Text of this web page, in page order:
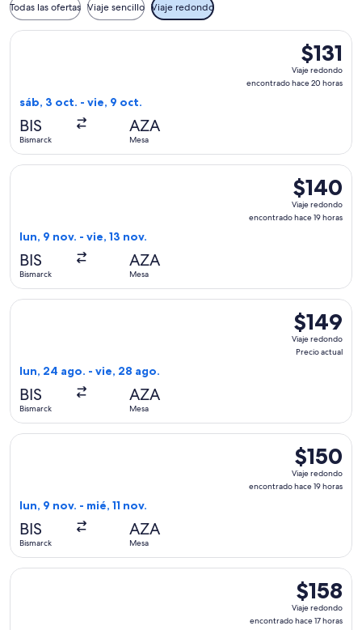
Todas las ofertas Viaje sencillo Viaje redondo
$131
Viaje
redondo,
$131
Viaje redondo
encontrado hace 20 horas
sáb, 3 oct. - vie, 9 oct.
BIS
Bismarck
AZA
Mesa
Seleccionar vuelo de Allegiant Air, con salida el sáb, 3 oct.
$140
Viaje
redondo,
$140
Viaje redondo
encontrado hace 19 horas
lun, 9 nov. - vie, 13 nov.
BIS
Bismarck
AZA
Mesa
Seleccionar vuelo de Allegiant Air, con salida el lun, 9 nov.
$149
Viaje
redondo,
$149
Viaje redondo
Precio actual
lun, 24 ago. - vie, 28 ago.
BIS
Bismarck
AZA
Mesa
Seleccionar vuelo de Allegiant Air, con salida el lun, 24
$150
Viaje
redondo,
$150
Viaje redondo
encontrado hace 19 horas
lun, 9 nov. - mié, 11 nov.
BIS
Bismarck
AZA
Mesa
Seleccionar vuelo de Allegiant Air, con salida el lun, 9 nov.
$158
Viaje
redondo,
$158
Viaje redondo
encontrado hace 17 horas
Seleccionar vuelo de Allegiant Air, con salida el jue, 28